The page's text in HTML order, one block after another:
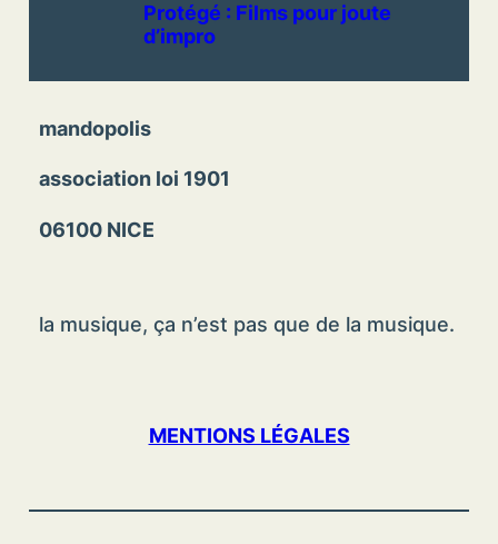
Protégé : Films pour joute
d’impro
mandopolis
association loi 1901
06100 NICE
la musique, ça n’est pas que de la musique.
MENTIONS LÉGALES